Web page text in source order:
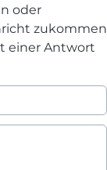
oder
zukommen
einer Antwort